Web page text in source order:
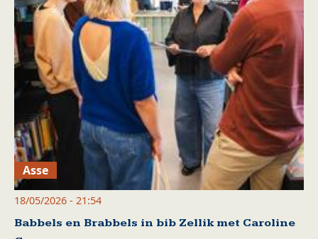
Asse
18/05/2026 - 21:54
Babbels en Brabbels in bib Zellik met Caroline